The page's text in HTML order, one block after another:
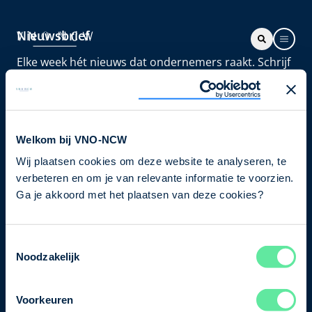
Welkom bij VNO-NCW
Wij plaatsen cookies om deze website te analyseren, te
verbeteren en om je van relevante informatie te voorzien.
Ga je akkoord met het plaatsen van deze cookies?
Noodzakelijk
Voorkeuren
Nieuwsbrief
Elke week hét nieuws dat ondernemers raakt. Schrijf
je nu in voor de VNO-NCW nieuwsbrief.
Schrijf je in
Direct naar
Ons verhaal
Bezuidenhoutseweg 12
T+31 70 349 03 49